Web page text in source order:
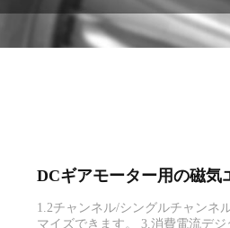
エンコーダー
DCギアモーター用の磁気
1.2チャンネル/シングルチャンネ
マイズできます。 3.消費電流デジ